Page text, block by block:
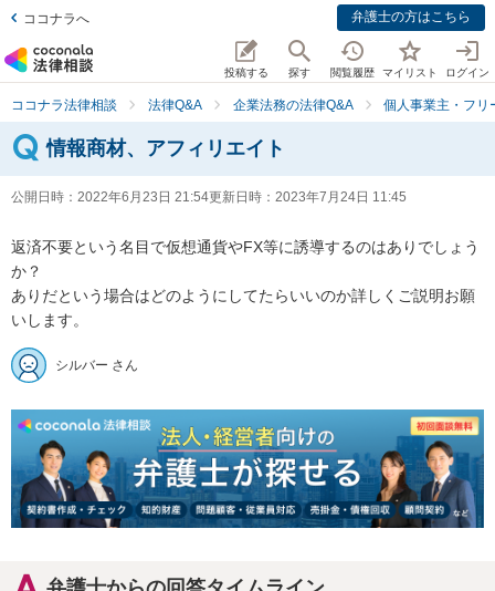
ココナラへ 弁護士の方はこちら
投稿する 探す 閲覧履歴 マイリスト ログイン
ココナラ法律相談 法律Q&A 企業法務の法律Q&A 個人事業主・フリ
情報商材、アフィリエイト
公開日時： 2022年6月23日 21:54更新日時： 2023年7月24日 11:45
返済不要という名目で仮想通貨やFX等に誘導するのはありでしょう
か？
ありだという場合はどのようにしてたらいいのか詳しくご説明お願
いします。
シルバー さん